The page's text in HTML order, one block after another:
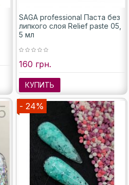
SAGA professional Паста без
липкого слоя Relief paste 05,
5 мл
160 грн.
КУПИТЬ
- 24%